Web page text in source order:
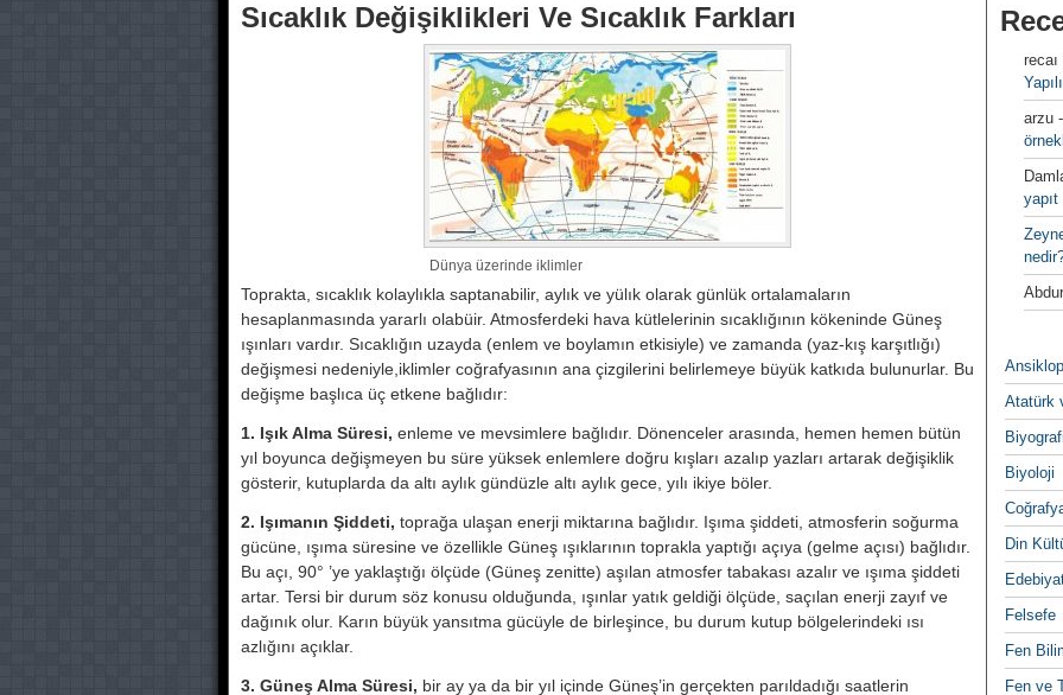
Sıcaklık Değişiklikleri Ve Sıcaklık Farkları
Dünya üzerinde iklimler
Toprakta, sıcaklık kolaylıkla saptana­bilir, aylık ve yülık olarak günlük or­talamaların
hesaplanmasında yarar­lı olabüir. Atmosferdeki hava kütlele­rinin sıcaklığının kökeninde Güneş
ışınları vardır. Sıcaklığın uzayda (en­lem ve boylamın etkisiyle) ve zaman­da (yaz-kış karşıtlığı)
değişmesi nede­niyle,iklimler coğrafyasının ana çizgi­lerini belirlemeye büyük katkıda bu­lunurlar. Bu
değişme başlıca üç etke­ne bağlıdır:
1. Işık Alma Süresi, enleme ve mev­simlere bağlıdır. Dönenceler arasın­da, hemen hemen bütün
yıl boyunca değişmeyen bu süre yüksek enlemle­re doğru kışları azalıp yazları artarak değişiklik
gösterir, kutuplarda da al­tı aylık gündüzle altı aylık gece, yılı ikiye böler.
2. Işımanın Şiddeti, toprağa ulaşan enerji miktarına bağlıdır. Işıma şiddeti, atmosferin soğurma
gücüne, ışıma süresine ve özellikle Güneş ışıklarının toprakla yaptığı açıya (gelme açısı) bağlıdır.
Bu açı, 90° ’ye yaklaştığı ölçüde (Güneş zenitte) aşılan atmosfer tabakası azalır ve ışıma şiddeti
artar. Tersi bir durum söz konusu olduğunda, ışınlar yatık geldiği ölçüde, saçılan enerji zayıf ve
dağınık olur. Karın büyük yansıtma gücüyle de birleşince, bu durum kutup bölgelerindeki ısı
azlığını açıklar.
3. Güneş Alma Süresi, bir ay ya da bir yıl içinde Güneş’in gerçekten pa­rıldadığı saatlerin
arzu
Atatürk
Biyoloji
Din
Felsefe
Fen
Fen ve